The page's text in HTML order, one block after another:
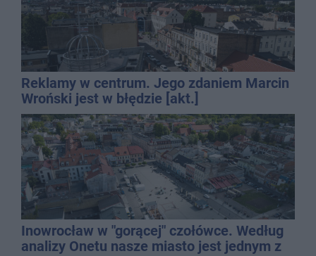
Reklamy w centrum. Jego zdaniem Marcin
Wroński jest w błędzie [akt.]
Inowrocław w "gorącej" czołówce. Według
analizy Onetu nasze miasto jest jednym z